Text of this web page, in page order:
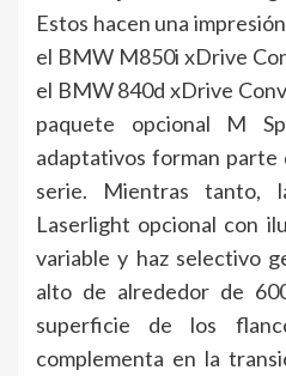
Estos hacen una
el BMW M850i xDrive
el BMW 840d xDrive
paquete opcional M
adaptativos forman parte
serie. Mientras tanto,
Laserlight opcional con
variable y haz selectivo
alto de alrededor de
superficie de los
complementa en la